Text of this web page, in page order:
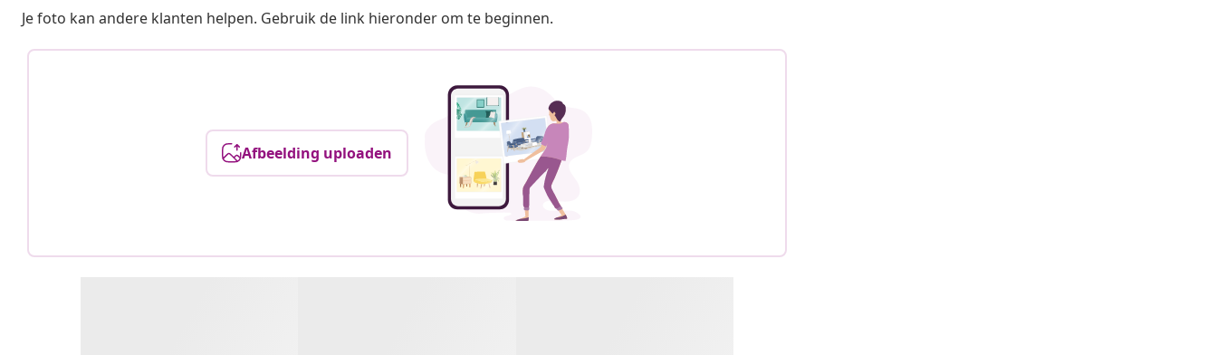
Je foto kan andere klanten helpen. Gebruik de link hieronder om te beginnen.
Afbeelding uploaden